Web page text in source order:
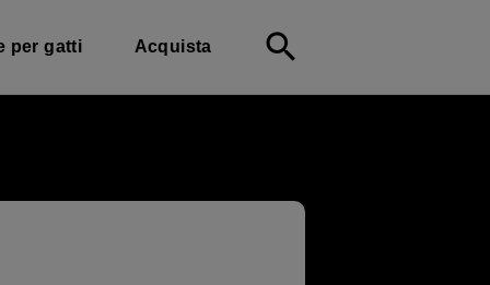
per gatti Acquista search